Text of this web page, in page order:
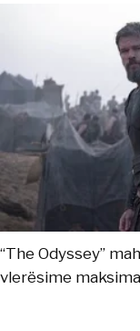
“The Odyssey”
vlerësime